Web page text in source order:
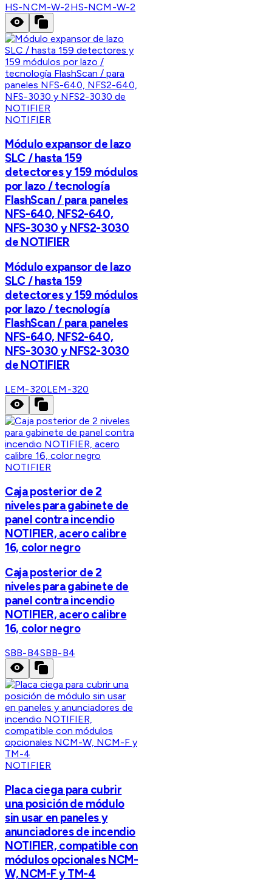
HS-NCM-W-2HS-NCM-W-2
NOTIFIER
Módulo expansor de lazo
SLC / hasta 159
detectores y 159 módulos
por lazo / tecnología
FlashScan / para paneles
NFS-640, NFS2-640,
NFS-3030 y NFS2-3030
de NOTIFIER
Módulo expansor de lazo
SLC / hasta 159
detectores y 159 módulos
por lazo / tecnología
FlashScan / para paneles
NFS-640, NFS2-640,
NFS-3030 y NFS2-3030
de NOTIFIER
LEM-320LEM-320
NOTIFIER
Caja posterior de 2
niveles para gabinete de
panel contra incendio
NOTIFIER, acero calibre
16, color negro
Caja posterior de 2
niveles para gabinete de
panel contra incendio
NOTIFIER, acero calibre
16, color negro
SBB-B4SBB-B4
NOTIFIER
Placa ciega para cubrir
una posición de módulo
sin usar en paneles y
anunciadores de incendio
NOTIFIER, compatible con
módulos opcionales NCM-
W, NCM-F y TM-4